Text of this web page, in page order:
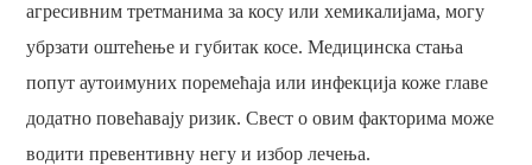
агресивним третманима за косу или хемикалијама, могу
убрзати оштећење и губитак косе. Медицинска стања
попут аутоимуних поремећаја или инфекција коже главе
додатно повећавају ризик. Свест о овим факторима може
водити превентивну негу и избор лечења.